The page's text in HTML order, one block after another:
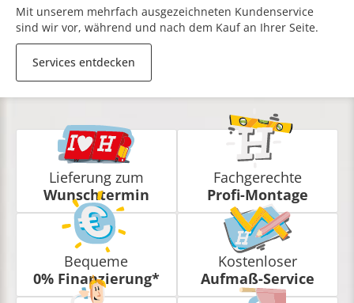
Mit unserem mehrfach ausgezeichneten Kundenservice
sind wir vor, während und nach dem Kauf an Ihrer Seite.
Services entdecken
Lieferung zum
Wunschtermin
Fachgerechte
Profi-Montage
Bequeme
0% Finanzierung*
Kostenloser
Aufmaß-Service